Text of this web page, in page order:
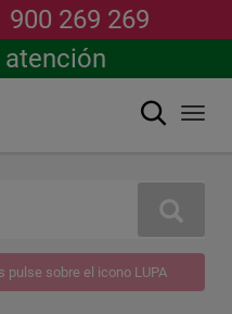
900 269 269
Buscar
Buscar
pulse sobre el icono LUPA